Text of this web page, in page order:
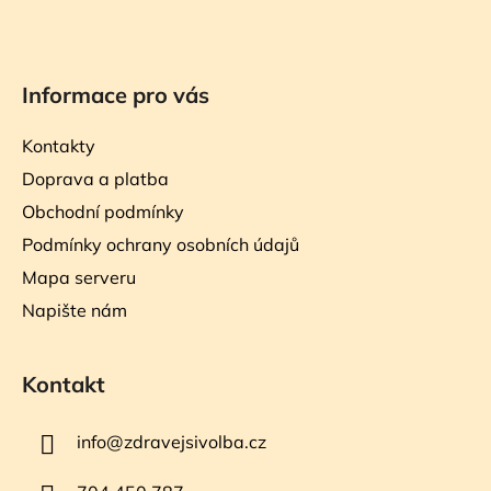
Informace pro vás
Kontakty
Doprava a platba
Obchodní podmínky
Podmínky ochrany osobních údajů
Mapa serveru
Napište nám
Kontakt
info@zdravejsivolba.cz